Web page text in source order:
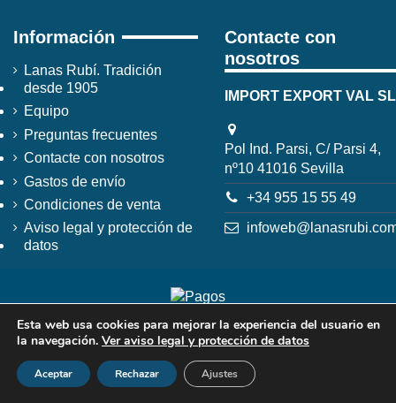
Información
Lanas Rubí. Tradición
desde 1905
Equipo
Preguntas frecuentes
Contacte con nosotros
Gastos de envío
Condiciones de venta
Aviso legal y protección de
datos
Contacte con
nosotros
IMPORT EXPORT VAL SL
Pol Ind. Parsi, C/ Parsi 4,
nº10 41016 Sevilla
+34 955 15 55 49
Esta web usa cookies para mejorar la experiencia del usuario en
la navegación. Ver aviso legal y protección de datos
Aceptar Rechazar Ajustes